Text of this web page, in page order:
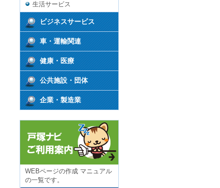
生活サービス
ビジネスサービス
車・運輸関連
健康・医療
公共施設・団体
企業・製造業
WEBページの作成 マニュアル
の一覧です。